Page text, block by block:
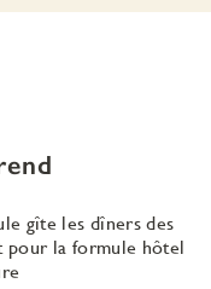
gîte les dîners des
pour la formule hôtel